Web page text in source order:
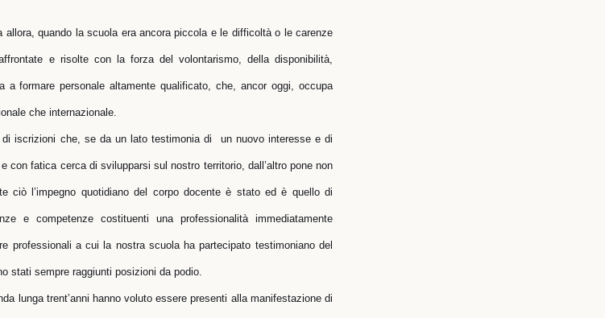
quando la scuola era ancora piccola e le difficoltà o le carenze
e risolte con la forza del volontarismo, della disponibilità,
a formare personale altamente qualificato, che, ancor oggi, occupa
che internazionale.
iscrizioni che, se da un lato testimonia di un nuovo interesse e di
fatica cerca di svilupparsi sul nostro territorio, dall’altro pone non
ciò l’impegno quotidiano del corpo docente è stato ed è quello di
e competenze costituenti una professionalità immediatamente
professionali a cui la nostra scuola ha partecipato testimoniano del
stati sempre raggiunti posizioni da podio.
lunga trent’anni hanno voluto essere presenti alla manifestazione di